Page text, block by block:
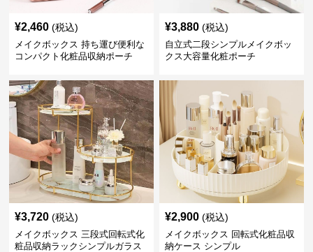
¥2,460 (税込)
メイクボックス 持ち運び便利な
コンパクト化粧品収納ポーチ
¥3,880 (税込)
自立式二段シンプルメイクボッ
クス大容量化粧ポーチ
¥3,720 (税込)
メイクボックス 三段式回転式化
粧品収納ラックシンプルガラス
¥2,900 (税込)
メイクボックス 回転式化粧品収
納ケース シンプル